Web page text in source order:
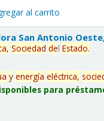
al carrito
San Antonio
Sociedad delEstado.
y energía eléctrica,
para